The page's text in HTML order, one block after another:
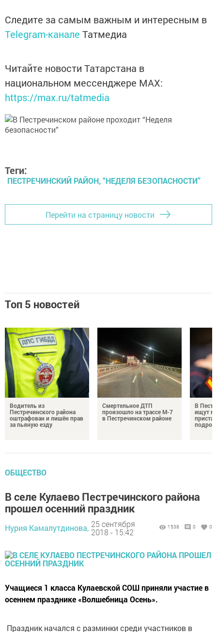
Следите за самым важным и интересным в
Telegram-канале Татмедиа
Читайте новости Татарстана в
национальном мессенджере MАХ:
https://max.ru/tatmedia
Теги:
ПЕСТРЕЧИНСКИЙ РАЙОН, “НЕДЕЛЯ БЕЗОПАСНОСТИ”
Перейти на страницу новости
Топ 5 новостей
Водитель из
Пестречинского района
оштрафован и лишён прав
за пьяную езду
Смертельное ДТП
произошло на трассе М-7
в Пестречинском районе
В
ищут
ОБЩЕСТВО
В селе Кулаево Пестречинского района
прошел осенний праздник
Нурия Камалутдинова, 25 сентября
2018 - 15:42
1538 0 0
Учащиеся 1 класса Кулаевской СОШ приняли участие в
осеннем празднике «Волшебница Осень».
Праздник начался с разминки среди участников в